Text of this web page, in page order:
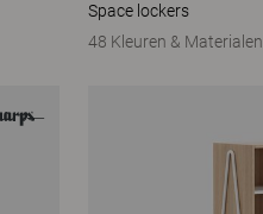
Space lockers
48 Kleuren & Materialen